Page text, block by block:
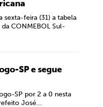
sexta-feira (31) a tabela
CONMEBOL Sul-
SP e segue
SP por 2 a 0 nesta
José...